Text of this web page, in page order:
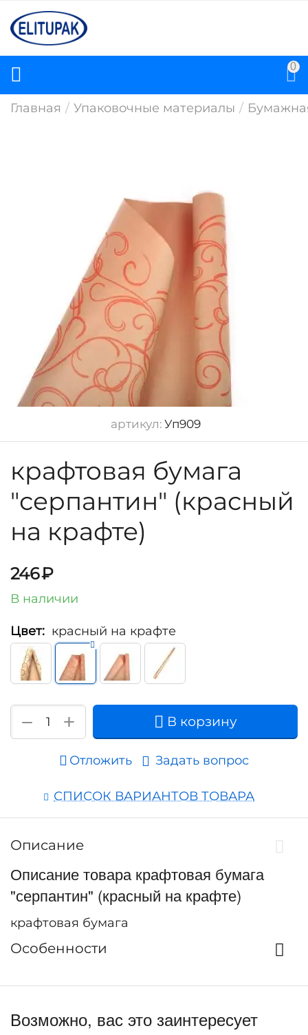
0
Главная / Упаковочные материалы /
артикул: Уп909
крафтовая бумага
"серпантин" (красный
на крафте)
246₽
В наличии
Цвет: красный на крафте
+
− В корзину
Отложить Задать вопрос
СПИСОК ВАРИАНТОВ ТОВАРА
Описание
Описание товара крафтовая бумага
"серпантин" (красный на крафте)
крафтовая бумага
Особенности
Возможно, вас это заинтересует